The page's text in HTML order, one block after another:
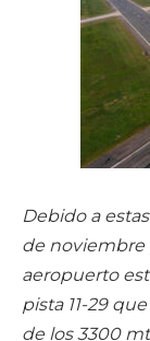
Debido a
de noviembre
aeropuerto
pista 11-29
de los 3300